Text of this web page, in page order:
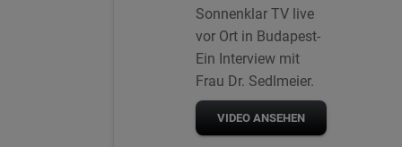
Sonnenklar TV live
vor Ort in Budapest-
Ein Interview mit
Frau Dr. Sedlmeier.
VIDEO ANSEHEN